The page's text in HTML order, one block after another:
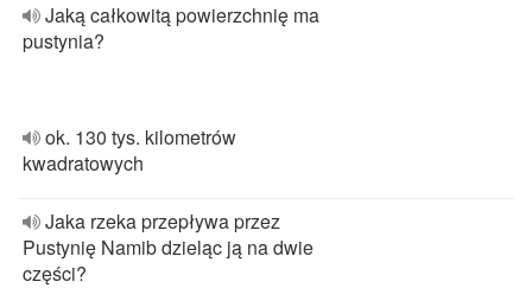
Jaką całkowitą powierzchnię ma
pustynia?
ok. 130 tys. kilometrów
kwadratowych
Jaka rzeka przepływa przez
Pustynię Namib dzieląc ją na dwie
części?